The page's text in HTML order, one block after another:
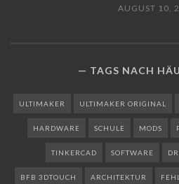
AUGUST 10,
TAGS NACH
ULTIMAKER ULTIMAKER ORIGINAL
HARDWARE SCHULE MODS
TINKERCAD SOFTWARE
BFB 3DTOUCH ARCHITEKTUR